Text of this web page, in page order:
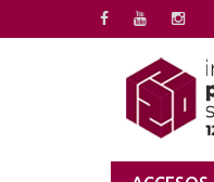
al